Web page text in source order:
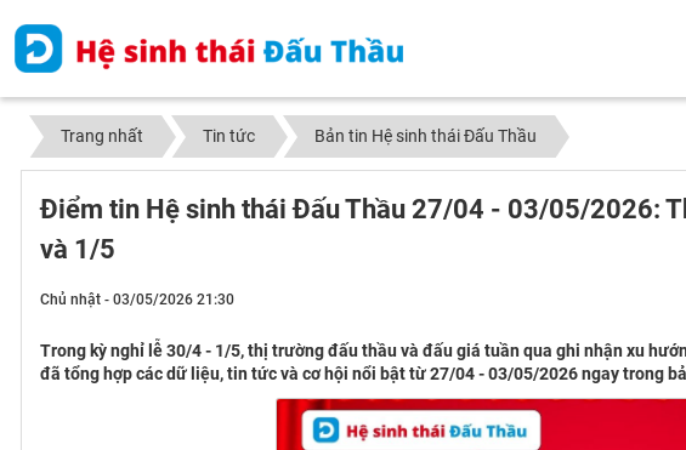
Trang nhất Tin tức Bản tin Hệ sinh thái Đấu Thầu
Điểm tin Hệ sinh thái Đấu Thầu 27/04 - 03/05/2026:
và 1/5
Chủ nhật - 03/05/2026 21:30
Trong kỳ nghỉ lễ 30/4 - 1/5, thị trường đấu thầu và đấu giá tuần qua ghi nhận xu
đã tổng hợp các dữ liệu, tin tức và cơ hội nổi bật từ 27/04 - 03/05/2026 ngay trong